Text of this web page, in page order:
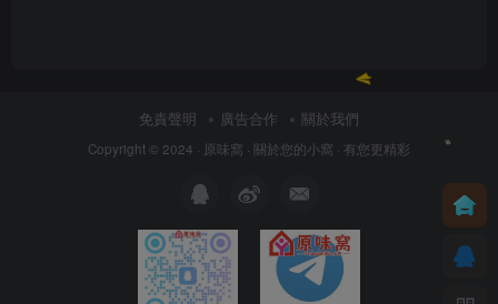
免責聲明 廣告合作 關於我們
Copyright © 2024 · 原味窩 · 關於您的小窩 · 有您更精彩